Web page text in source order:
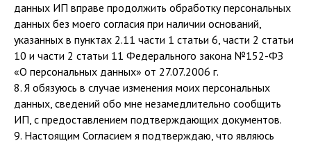
данных ИП вправе продолжить обработку персональных
данных без моего согласия при наличии оснований,
указанных в пунктах 2.11 части 1 статьи 6, части 2 статьи
10 и части 2 статьи 11 Федерального закона №152-ФЗ
«О персональных данных» от 27.07.2006 г.
8. Я обязуюсь в случае изменения моих персональных
данных, сведений обо мне незамедлительно сообщить
ИП, с предоставлением подтверждающих документов.
9. Настоящим Согласием я подтверждаю, что являюсь